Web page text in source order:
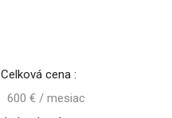
Celková cena :
600 € / mesiac